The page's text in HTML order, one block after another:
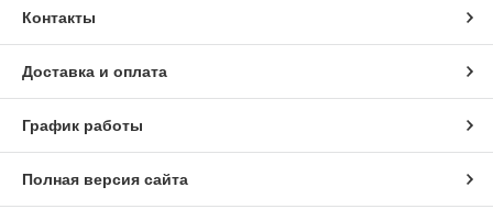
Контакты
Доставка и оплата
График работы
Полная версия сайта